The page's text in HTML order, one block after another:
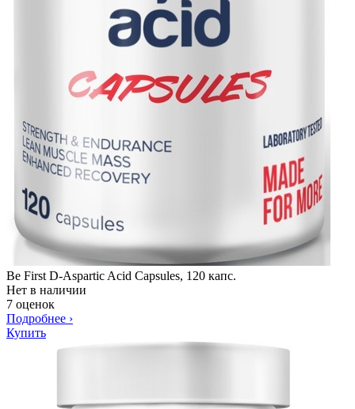
Be First D-Aspartic Acid Capsules, 120 капс.
Нет в наличии
7 оценок
Подробнее ›
Купить